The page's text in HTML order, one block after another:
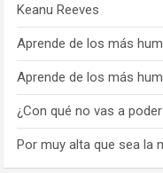
Keanu Reeves
Aprende de los más
Aprende de los más
¿Con qué no vas a
Por muy alta que sea la